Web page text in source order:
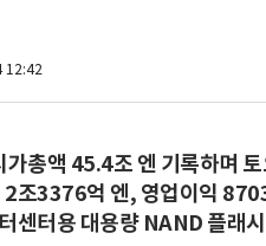
12:42
총액 45.4조 엔 기록하며
조3376억 엔, 영업이익
센터용 대용량 NAND 플래